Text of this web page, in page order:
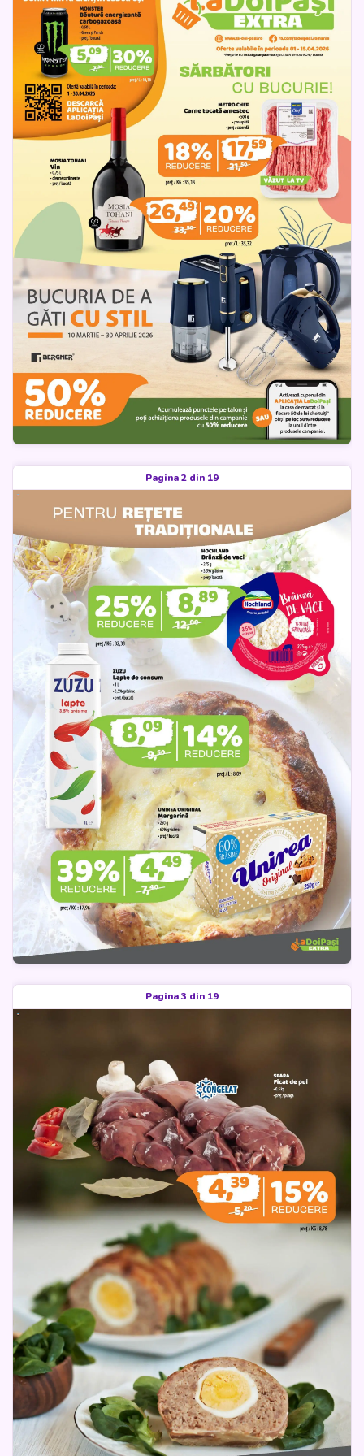
catalogul LaDoiPași Extra devine alegerea ideală pentru cei
care vor să gătească cu stil, să economisească și să se
bucure de fiecare moment petrecut în bucătărie.
Pagina 2 din 19
Pagina 3 din 19